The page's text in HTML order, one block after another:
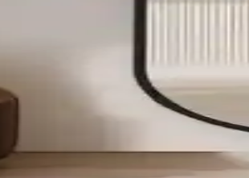
Özellikleri ve Karşılaştırması
ev dekorasyonuna şıklık katıyor.
ve Şık Tasarımlar
ve özelliklerle öne çıkıyor. Bu
cm ve 120 cm Modelleri
detaylı karşılaştırıyoruz. Her iki